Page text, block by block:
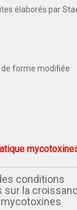
élaborés par
forme modifiée
conditions
sur la